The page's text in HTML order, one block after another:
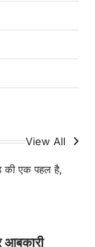
View All
की एक पहल है,
आबकारी